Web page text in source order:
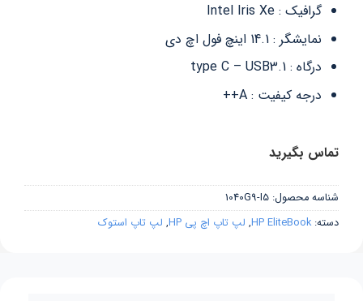
گرافیک : Intel Iris Xe
نمایشگر : ‎14.1 اینچ فول اچ دی
درگاه : type C – USB3.1
درجه کیفیت : A++
تماس بگیرید
شناسه محصول: 1040G9-I5
دسته: HP EliteBook
, لپ تاپ اچ پی HP , لپ تاپ استوک